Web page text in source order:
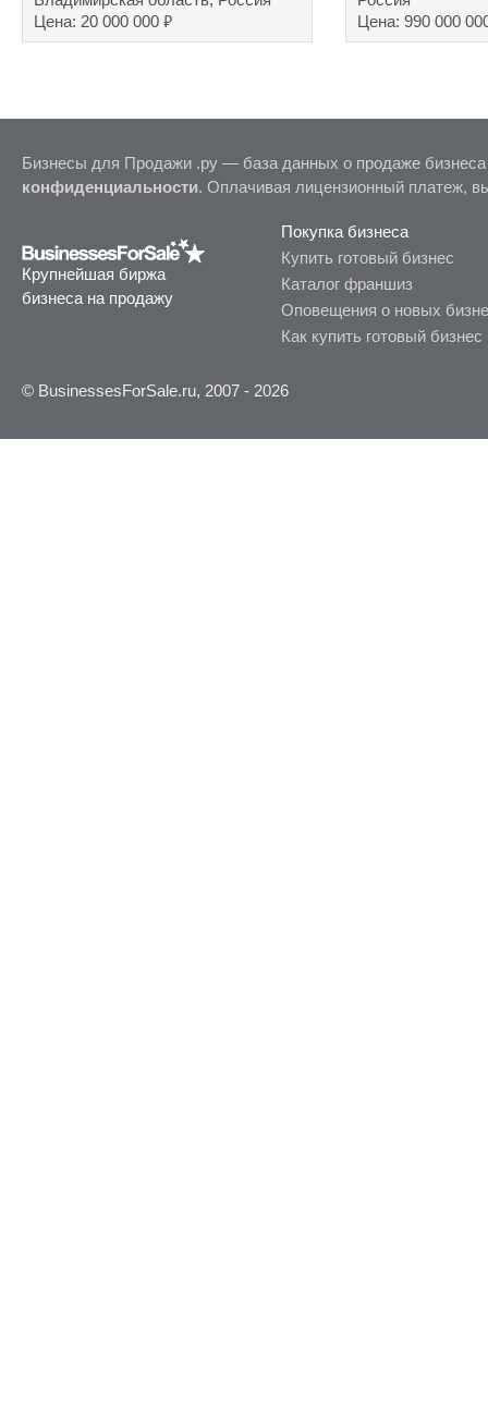
Цена: 20 000 000 ₽
Цена: 990 000
Бизнесы для Продажи .ру — база данных о продаже
конфиденциальности. Оплачивая лицензионный платеж,
Крупнейшая биржа
бизнеса на продажу
Покупка бизнеса
Купить готовый бизнес
Каталог франшиз
Оповещения о новых
Как купить готовый бизнес
© BusinessesForSale.ru, 2007 - 2026